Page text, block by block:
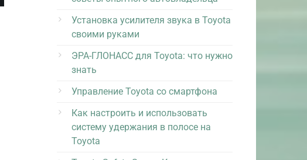
Установка усилителя звука в Toyota
своими руками
ЭРА-ГЛОНАСС для Toyota: что нужно
знать
Управление Toyota со смартфона
Как настроить и использовать
систему удержания в полосе на
Toyota